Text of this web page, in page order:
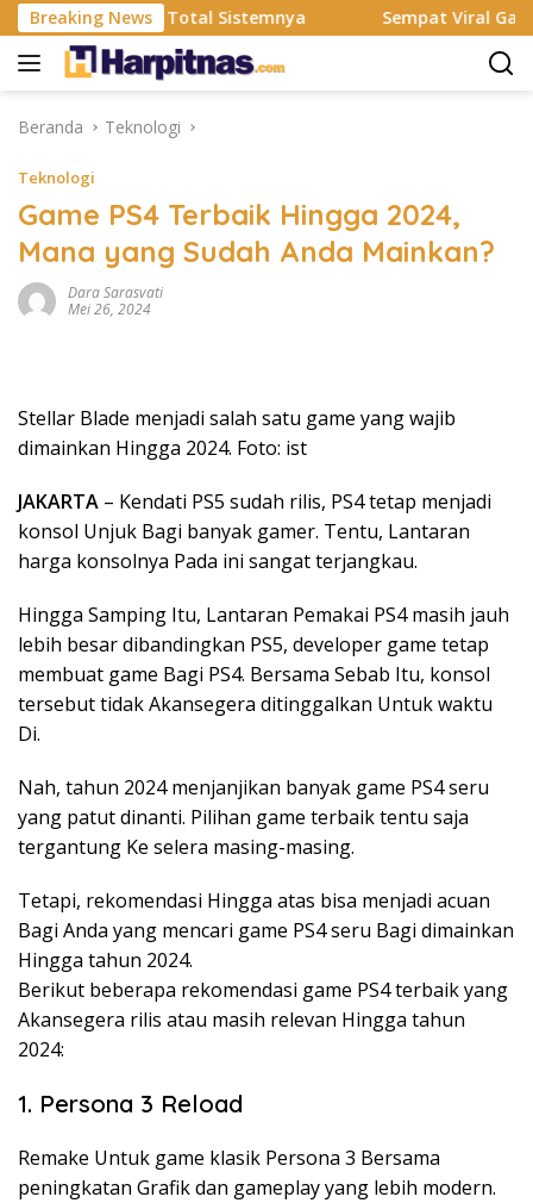
Langsung
ke
konten
Breaking News
Rombak Total Sistemnya Sempat Viral Gaya ASI
Beranda Teknologi
Teknologi
Game PS4 Terbaik Hingga 2024,
Mana yang Sudah Anda Mainkan?
Dara Sarasvati
Mei 26, 2024
Stellar Blade menjadi salah satu game yang wajib
dimainkan Hingga 2024. Foto: ist
JAKARTA – Kendati PS5 sudah rilis, PS4 tetap menjadi
konsol Unjuk Bagi banyak gamer. Tentu, Lantaran
harga konsolnya Pada ini sangat terjangkau.
Hingga Samping Itu, Lantaran Pemakai PS4 masih jauh
lebih besar dibandingkan PS5, developer game tetap
membuat game Bagi PS4. Bersama Sebab Itu, konsol
tersebut tidak Akansegera ditinggalkan Untuk waktu
Di.
Nah, tahun 2024 menjanjikan banyak game PS4 seru
yang patut dinanti. Pilihan game terbaik tentu saja
tergantung Ke selera masing-masing.
Tetapi, rekomendasi Hingga atas bisa menjadi acuan
Bagi Anda yang mencari game PS4 seru Bagi dimainkan
Hingga tahun 2024.
Berikut beberapa rekomendasi game PS4 terbaik yang
Akansegera rilis atau masih relevan Hingga tahun
2024:
1. Persona 3 Reload
Remake Untuk game klasik Persona 3 Bersama
peningkatan Grafik dan gameplay yang lebih modern.